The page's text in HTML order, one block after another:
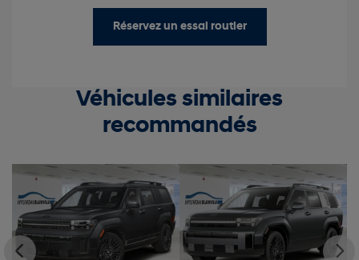
Réservez un essai routier
Véhicules similaires
recommandés